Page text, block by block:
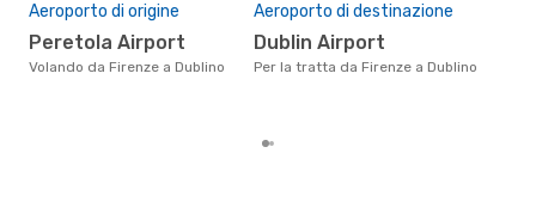
Aeroporto di origine
Peretola Airport
Volando da Firenze a Dublino
Aeroporto di destinazione
Dublin Airport
Per la tratta da Firenze a Dublino